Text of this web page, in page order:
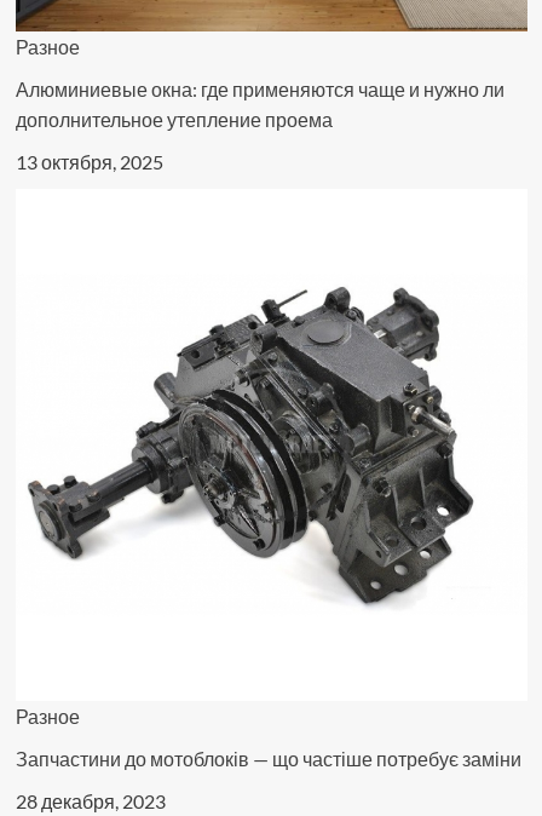
Разное
Алюминиевые окна: где применяются чаще и нужно ли
дополнительное утепление проема
13 октября, 2025
Разное
Запчастини до мотоблоків — що частіше потребує заміни
28 декабря, 2023